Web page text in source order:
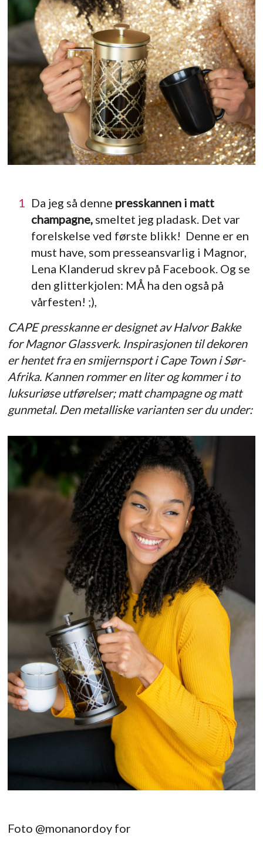
Da jeg så denne presskannen i matt
champagne,smeltet jeg pladask. Det var
forelskelse ved første blikk! Denne er en
must have, som presseansvarlig i Magnor,
Lena Klanderud skrev på Facebook. Og se
den glitterkjolen: MÅ ha den også på
vårfesten! ;),
CAPE presskanne er designet av Halvor Bakke
for Magnor Glassverk. Inspirasjonen til dekoren
er hentet fra en smijernsport i Cape Town i Sør-
Afrika. Kannen rommer en liter og kommer i to
luksuriøse utførelser; matt champagne og matt
gunmetal. Den metalliske varianten ser du under:
Foto @monanordoy for